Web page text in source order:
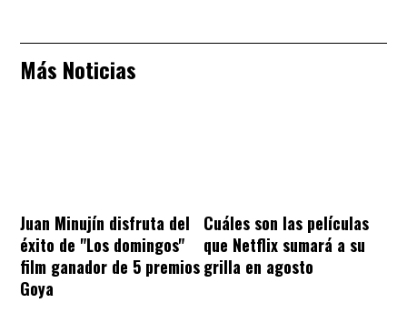
Más Noticias
Juan Minujín disfruta del
éxito de "Los domingos"
film ganador de 5 premios
Goya
Cuáles son las películas
que Netflix sumará a su
grilla en agosto